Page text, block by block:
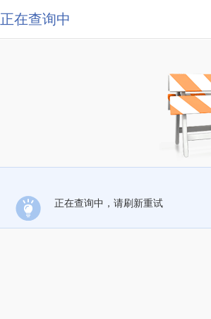
正在查询中
正在查询中，请刷新重试